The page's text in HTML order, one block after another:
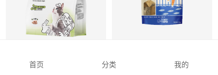
段全价猫用主食冻干 兔肉
猫狗通用宠物冻干零食原切
首页 分类 我的